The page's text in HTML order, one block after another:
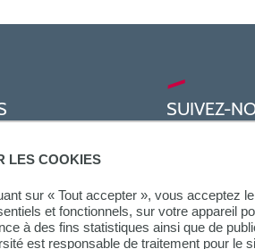
LES COOKIES
sur « Tout accepter », vous acceptez
et fonctionnels, sur votre appareil
à des fins statistiques ainsi que de
est responsable de traitement pour le
ligne (ADE)
SUIVEZ-